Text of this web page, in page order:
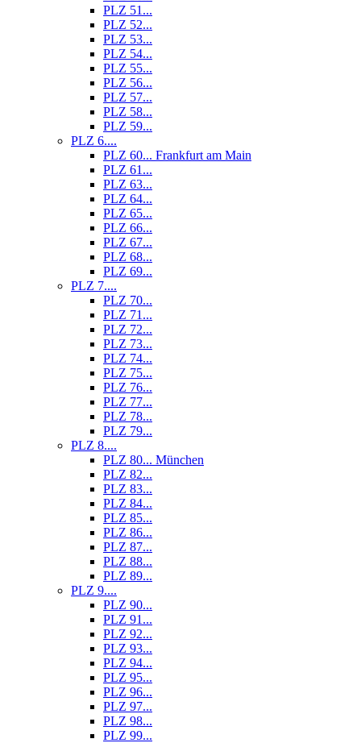
PLZ 51...
PLZ 52...
PLZ 53...
PLZ 54...
PLZ 55...
PLZ 56...
PLZ 57...
PLZ 58...
PLZ 59...
PLZ 6....
PLZ 60... Frankfurt am Main
PLZ 61...
PLZ 63...
PLZ 64...
PLZ 65...
PLZ 66...
PLZ 67...
PLZ 68...
PLZ 69...
PLZ 7....
PLZ 70...
PLZ 71...
PLZ 72...
PLZ 73...
PLZ 74...
PLZ 75...
PLZ 76...
PLZ 77...
PLZ 78...
PLZ 79...
PLZ 8....
PLZ 80... München
PLZ 82...
PLZ 83...
PLZ 84...
PLZ 85...
PLZ 86...
PLZ 87...
PLZ 88...
PLZ 89...
PLZ 9....
PLZ 90...
PLZ 91...
PLZ 92...
PLZ 93...
PLZ 94...
PLZ 95...
PLZ 96...
PLZ 97...
PLZ 98...
PLZ 99...